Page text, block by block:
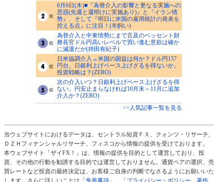
8月6日(木)■『為替介入の影響と更なる実施への
思惑(先週と週明けに実施あり)』と『イラン情
勢』、そして『明日に米国の雇用統計の発表を
控える点』に注目！(羊飼い)
為替介入と中東情勢にまで言及のベッセント財
務長官ドル円高いレベルで買い進む意欲は確か
に減退だが(持田有紀子)
日米協調介入→米国の国益は何か？ドル円157
円台。日銀利上げペース上げざるを得ないか。
投資戦略は？(ZERO)
次の介入いつ？日銀利上げペース上げざるを得
ない。円安止まらなければ10月末～11月に追加
介入か？(ZERO)
>>人気記事一覧を見る
当ウェブサイトにおけるデータは、セントラル短資ＦＸ、クォンツ・リサーチ、
ＤＺＨフィナンシャルリサーチ、フィスコから情報の提供を受けております。
本ウェブサイト「ザイFX！」は、情報の提供を目的として運営しており、投
資、その他の行動を勧誘する目的では運営しておりません。通貨ペアの選択、売
買レートなど投資の最終決定は、お客様ご自身の判断でなさるようにお願いいた
します。さらに詳しいことは 「免責事項」 「プライバシー・ポリシー、著作